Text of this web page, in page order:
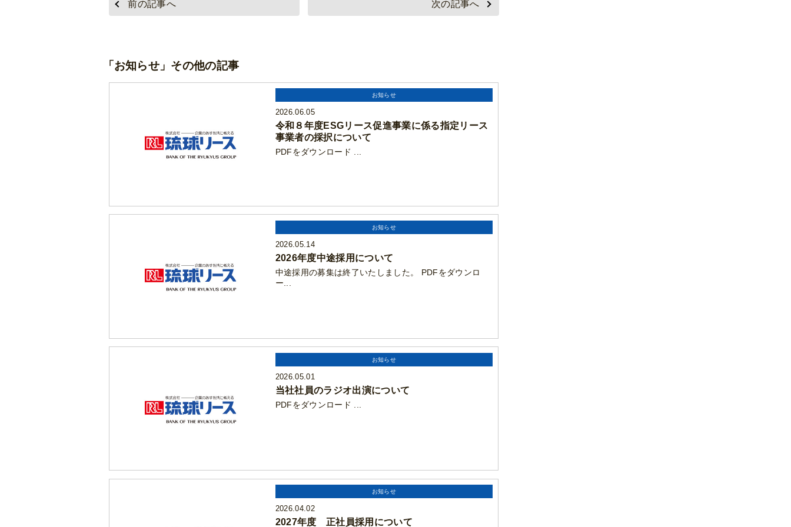
前の記事へ 次の記事へ
「お知らせ」その他の記事
お知らせ
2026.06.05
令和８年度ESGリース促進事業に係る指定リース
事業者の採択について
PDFをダウンロード ...
お知らせ
2026.05.14
2026年度中途採用について
中途採用の募集は終了いたしました。 PDFをダウンロ
ー...
お知らせ
2026.05.01
当社社員のラジオ出演について
PDFをダウンロード ...
お知らせ
2026.04.02
2027年度 正社員採用について